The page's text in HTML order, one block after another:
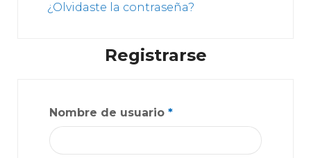
¿Olvidaste la contraseña?
Registrarse
Nombre de usuario *